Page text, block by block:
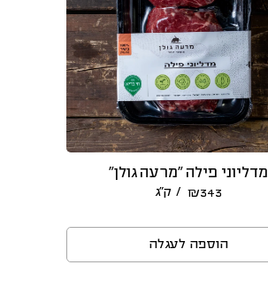
מדליוני פילה ״מרעה גולן״
₪343 / ק״ג
הוספה לעגלה